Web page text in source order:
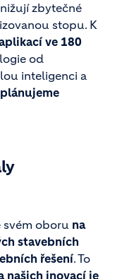
zbytečné
stopu. K
ve 180
od
inteligenci a
svém oboru na
stavebních
řešení. To
našich inovací je